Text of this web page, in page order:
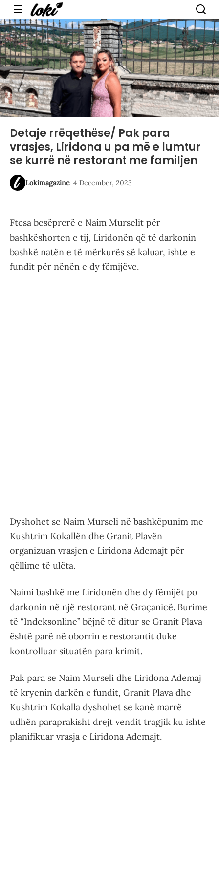
Menu
Detaje rrëqethëse/ Pak para
vrasjes, Liridona u pa më e lumtur
se kurrë në restorant me familjen
Lokimagazine-4 December, 2023
Ftesa besëprerë e Naim Murselit për
bashkëshorten e tij, Liridonën që të darkonin
bashkë natën e të mërkurës së kaluar, ishte e
fundit për nënën e dy fëmijëve.
Dyshohet se Naim Murseli në bashkëpunim me
Kushtrim Kokallën dhe Granit Plavën
organizuan vrasjen e Liridona Ademajt për
qëllime të ulëta.
Naimi bashkë me Liridonën dhe dy fëmijët po
darkonin në një restorant në Graçanicë. Burime
të “Indeksonline” bëjnë të ditur se Granit Plava
është parë në oborrin e restorantit duke
kontrolluar situatën para krimit.
Pak para se Naim Murseli dhe Liridona Ademaj
të kryenin darkën e fundit, Granit Plava dhe
Kushtrim Kokalla dyshohet se kanë marrë
udhën paraprakisht drejt vendit tragjik ku ishte
planifikuar vrasja e Liridona Ademajt.